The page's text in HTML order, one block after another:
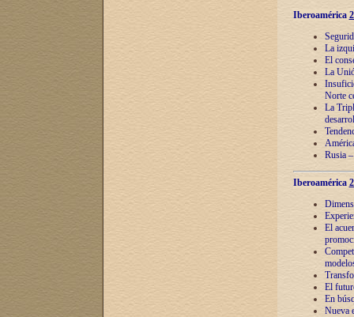
Iberoamérica
La
El
La
Norte
La
Rusia
Iberoamérica
El
El
En
Nueva